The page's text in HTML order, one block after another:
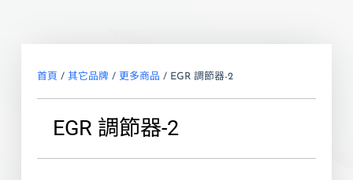
首頁 / 其它品牌/ 更多商品 / EGR 調節器-2
EGR 調節器-2